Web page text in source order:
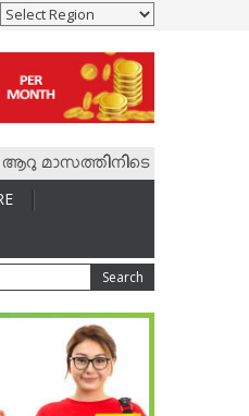
കാമുകനുമായി
Search